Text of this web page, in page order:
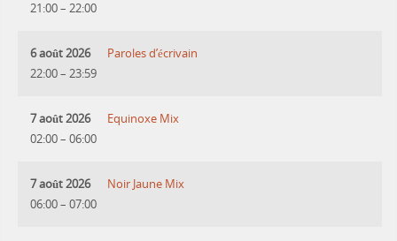
21:00– 22:00
6 août 2026
22:00– 23:59
Paroles d’écrivain
7 août 2026
02:00– 06:00
Equinoxe Mix
7 août 2026
06:00– 07:00
Noir Jaune Mix